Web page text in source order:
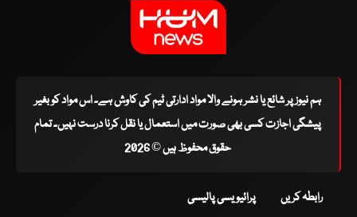
ہم نیوز پر شائع یا نشر ہونے والا مواد ادارتی ٹیم کی کاوش ہے۔ اس مواد کو بغیر
پیشگی اجازت کسی بھی صورت میں استعمال یا نقل کرنا درست نہیں۔ تمام
حقوق محفوظ ہیں © 2026
رابطہ کریں پرائیویسی پالیسی